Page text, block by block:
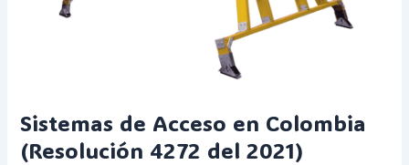
Sistemas de Acceso en Colombia
(Resolución 4272 del 2021)